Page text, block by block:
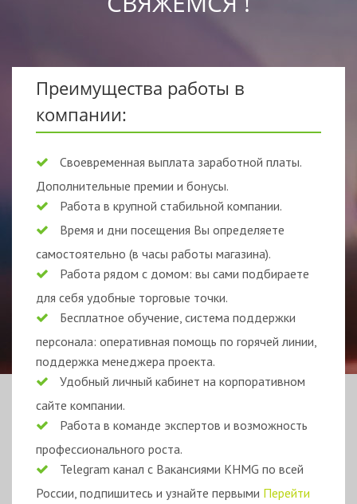
Преимущества работы в
компании:
Своевременная выплата заработной платы.
Дополнительные премии и бонусы.
Работа в крупной стабильной компании.
Время и дни посещения Вы определяете
самостоятельно (в часы работы магазина).
Работа рядом с домом: вы сами подбираете
для себя удобные торговые точки.
Бесплатное обучение, система поддержки
персонала: оперативная помощь по горячей линии,
поддержка менеджера проекта.
Удобный личный кабинет на корпоративном
сайте компании.
Работа в команде экспертов и возможность
профессионального роста.
Telegram канал с Вакансиями KHMG по всей
России, подпишитесь и узнайте первыми Перейти